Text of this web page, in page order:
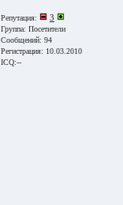
Репутация: 3
Группа: Посетители
Сообщений: 94
Регистрация: 10.03.2010
ICQ:--